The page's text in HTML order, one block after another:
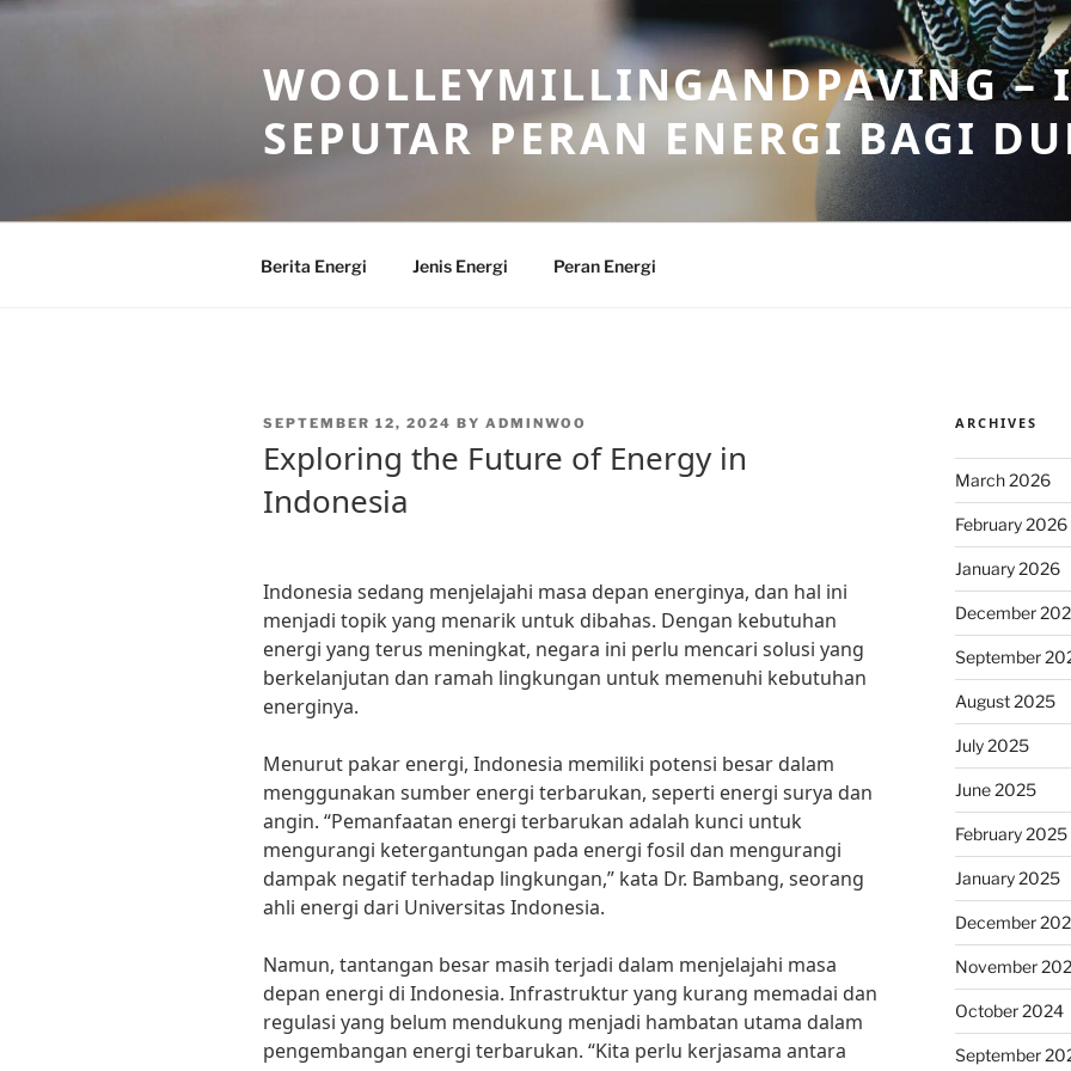
Skip
WOOLLEYMILLINGANDPAVING –
SEPUTAR PERAN ENERGI BAGI
Berita Energi Jenis Energi Peran Energi
POSTED
SEPTEMBER 12, 2024 BY ADMINWOO
Exploring the Future of Energy in
Indonesia
Indonesia sedang menjelajahi masa depan energinya, dan hal ini
menjadi topik yang menarik untuk dibahas. Dengan kebutuhan
energi yang terus meningkat, negara ini perlu mencari solusi yang
berkelanjutan dan ramah lingkungan untuk memenuhi kebutuhan
energinya.
Menurut pakar energi, Indonesia memiliki potensi besar dalam
menggunakan sumber energi terbarukan, seperti energi surya dan
angin. “Pemanfaatan energi terbarukan adalah kunci untuk
mengurangi ketergantungan pada energi fosil dan mengurangi
dampak negatif terhadap lingkungan,” kata Dr. Bambang, seorang
ahli energi dari Universitas Indonesia.
Namun, tantangan besar masih terjadi dalam menjelajahi masa
depan energi di Indonesia. Infrastruktur yang kurang memadai dan
regulasi yang belum mendukung menjadi hambatan utama dalam
pengembangan energi terbarukan. “Kita perlu kerjasama antara
ARCHIVES
March 2026
February 2026
January 2026
December
September
August 2025
July 2025
June 2025
February 2025
January 2025
December
November
October 2024
September